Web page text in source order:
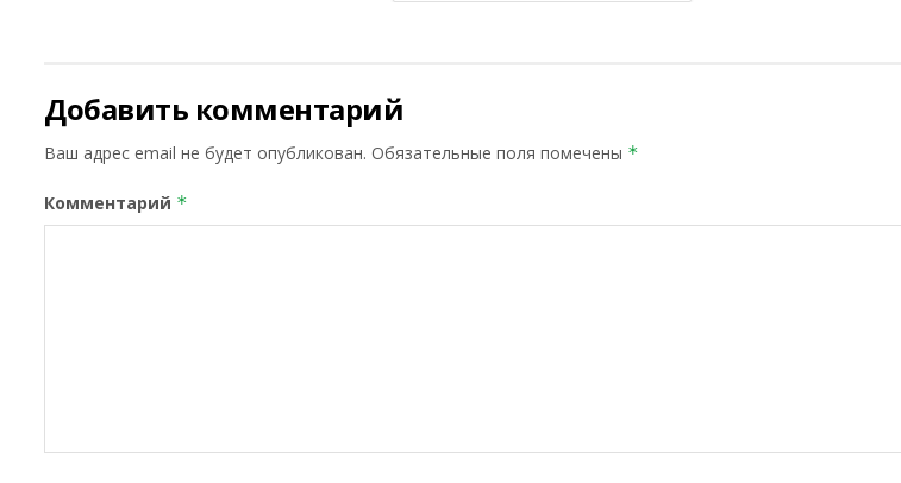
Добавить комментарий
Ваш адрес email не будет опубликован. Обязательные поля помечены *
Комментарий *